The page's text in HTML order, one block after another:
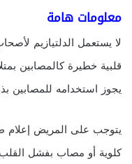
معلومات هامة
لا يستعمل الدلتيازيم
قلبية خطيرة كالمصابين
يجوز استخدامه للمصابين
يتوجب على المريض إعلام
كلوية أو مصاب بفشل القلب